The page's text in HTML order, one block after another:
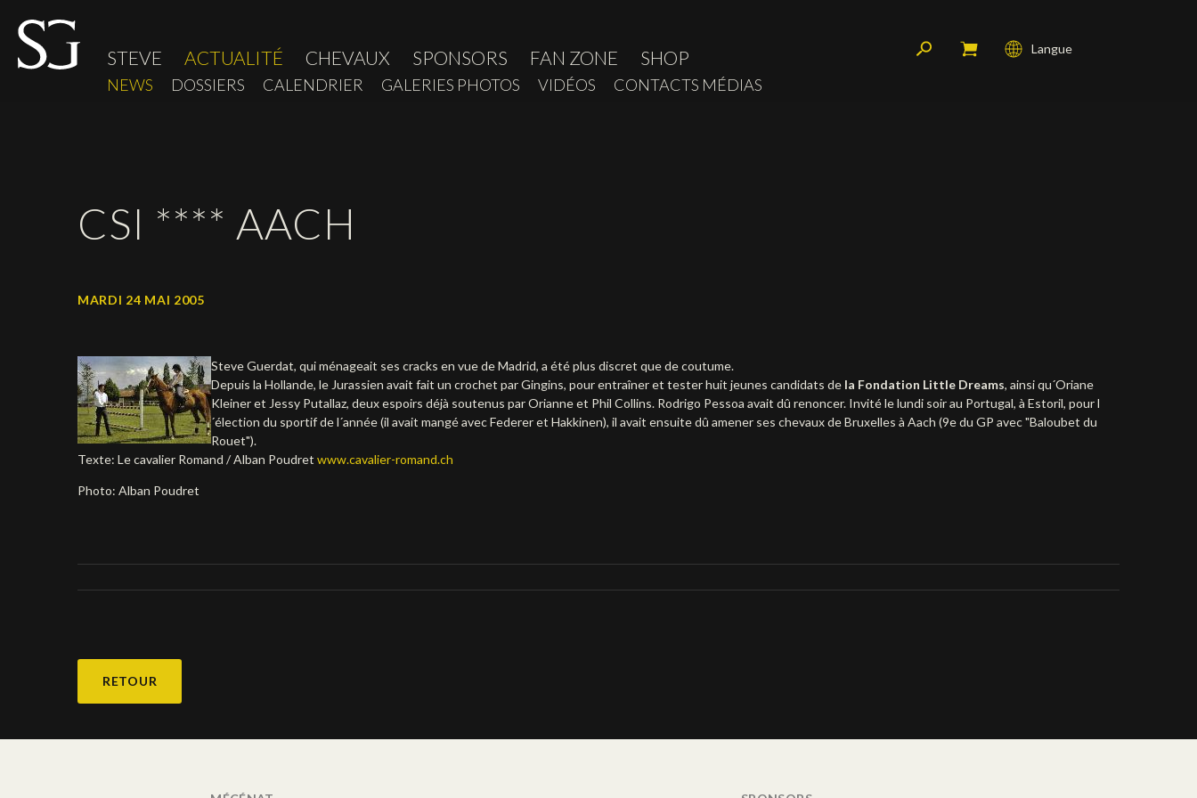
STEVE ACTUALITÉ CHEVAUX SPONSORS FAN ZONE SHOP
NEWS DOSSIERS CALENDRIER GALERIES PHOTOS VIDÉOS CONTACTS MÉDIAS
Langue
CSI **** AACH
MARDI 24 MAI 2005
Steve Guerdat, qui ménageait ses cracks en vue de Madrid, a été plus discret que de coutume.
Depuis la Hollande, le Jurassien avait fait un crochet par Gingins, pour entraîner et tester huit jeunes candidats de la Fondation Little Dreams, ainsi qu´Oriane
Kleiner et Jessy Putallaz, deux espoirs déjà soutenus par Orianne et Phil Collins. Rodrigo Pessoa avait dû renoncer. Invité le lundi soir au Portugal, à Estoril, pour l
´élection du sportif de l´année (il avait mangé avec Federer et Hakkinen), il avait ensuite dû amener ses chevaux de Bruxelles à Aach (9e du GP avec "Baloubet du
Rouet").
Texte: Le cavalier Romand / Alban Poudret www.cavalier-romand.ch
Photo: Alban Poudret
RETOUR